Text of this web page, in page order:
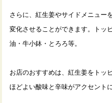
さらに、紅生姜やサイドメニュー
変化させることができます。トッ
油・牛小鉢・とろろ等。
お店のおすすめは、紅生姜をトッ
ほどよい酸味と辛味がアクセント